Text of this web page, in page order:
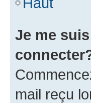
Je me
mail reçu